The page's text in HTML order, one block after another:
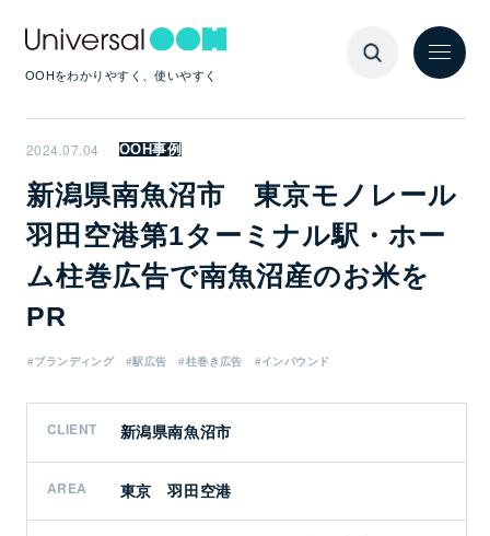
OOHをわかりやすく、使いやすく
2024.07.04 OOH事例
新潟県南魚沼市 東京モノレール
羽田空港第1ターミナル駅・ホー
ム柱巻広告で南魚沼産のお米を
PR
#ブランディング #駅広告 #柱巻き広告 #インバウンド
CLIENT 新潟県南魚沼市
AREA 東京 羽田空港